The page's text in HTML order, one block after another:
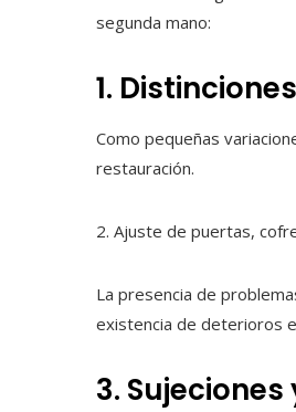
segunda mano:
1.
Como pequeñas
restauración.
2. Ajuste de puertas,
La presencia de
existencia de deterioros
3.